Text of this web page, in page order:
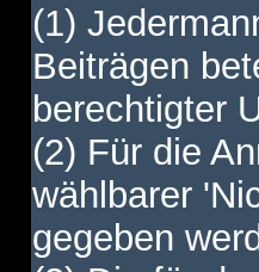
(1)
Beiträgen
berechtigter
(2) Für die
wählbarer
gegeben